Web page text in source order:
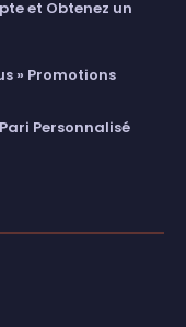
et Obtenez un
» Promotions
Personnalisé